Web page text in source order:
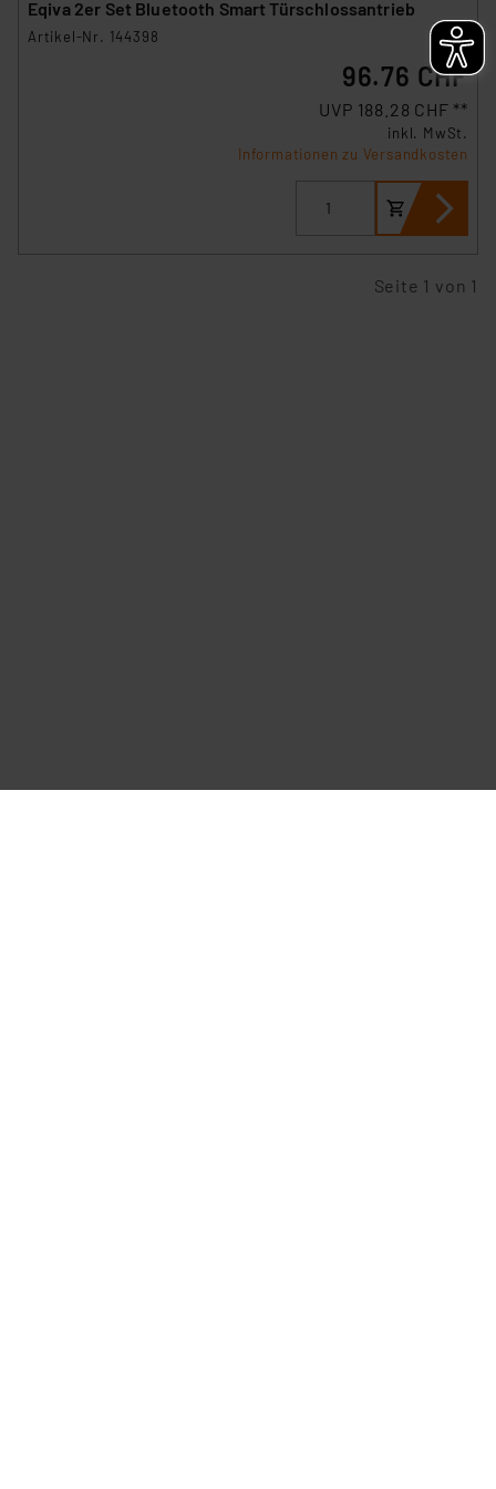
Eqiva 2er Set Bluetooth Smart Türschlossantrieb
Artikel-Nr. 144398
96.76 CHF
UVP 188.28 CHF **
inkl. MwSt.
Informationen zu Versandkosten
Seite 1 von 1